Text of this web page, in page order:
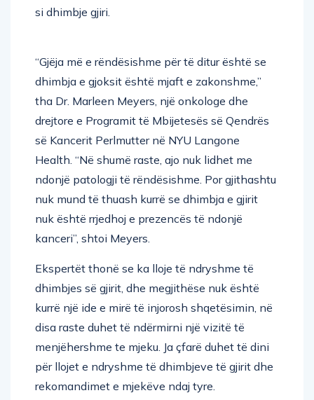
si dhimbje gjiri.
“Gjëja më e rëndësishme për të ditur është se
dhimbja e gjoksit është mjaft e zakonshme,”
tha Dr. Marleen Meyers, një onkologe dhe
drejtore e Programit të Mbijetesës së Qendrës
së Kancerit Perlmutter në NYU Langone
Health. “Në shumë raste, ajo nuk lidhet me
ndonjë patologji të rëndësishme. Por gjithashtu
nuk mund të thuash kurrë se dhimbja e gjirit
nuk është rrjedhoj e prezencës të ndonjë
kanceri”, shtoi Meyers.
Ekspertët thonë se ka lloje të ndryshme të
dhimbjes së gjirit, dhe megjithëse nuk është
kurrë një ide e mirë të injorosh shqetësimin, në
disa raste duhet të ndërmirni një vizitë të
menjëhershme te mjeku. Ja çfarë duhet të dini
për llojet e ndryshme të dhimbjeve të gjirit dhe
rekomandimet e mjekëve ndaj tyre.